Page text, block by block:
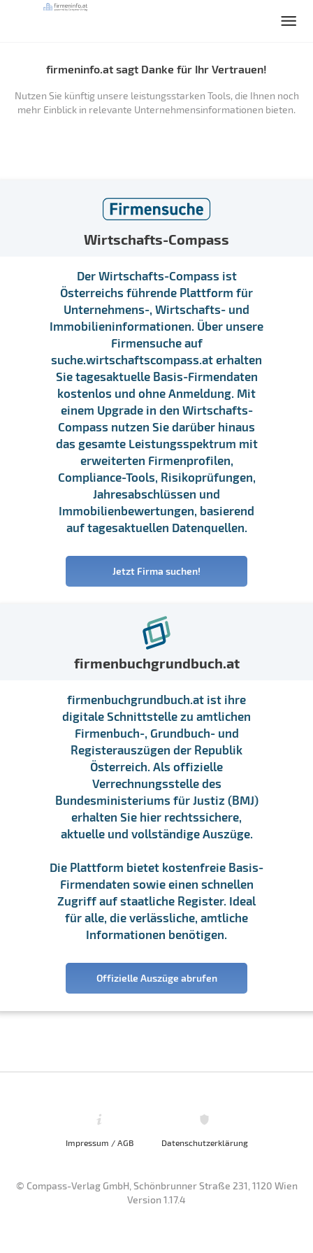
firmeninfo.at sagt Danke für Ihr Vertrauen!
Nutzen Sie künftig unsere leistungsstarken Tools, die Ihnen noch
mehr Einblick in relevante Unternehmensinformationen bieten.
Wirtschafts-Compass
Der Wirtschafts-Compass ist
Österreichs führende Plattform für
Unternehmens-, Wirtschafts- und
Immobilieninformationen. Über unsere
Firmensuche auf
suche.wirtschaftscompass.at erhalten
Sie tagesaktuelle Basis-Firmendaten
kostenlos und ohne Anmeldung. Mit
einem Upgrade in den Wirtschafts-
Compass nutzen Sie darüber hinaus
das gesamte Leistungsspektrum mit
erweiterten Firmenprofilen,
Compliance-Tools, Risikoprüfungen,
Jahresabschlüssen und
Immobilienbewertungen, basierend
auf tagesaktuellen Datenquellen.
Jetzt Firma suchen!
firmenbuchgrundbuch.at
firmenbuchgrundbuch.at ist ihre
digitale Schnittstelle zu amtlichen
Firmenbuch-, Grundbuch- und
Registerauszügen der Republik
Österreich. Als offizielle
Verrechnungsstelle des
Bundesministeriums für Justiz (BMJ)
erhalten Sie hier rechtssichere,
aktuelle und vollständige Auszüge.
Die Plattform bietet kostenfreie Basis-
Firmendaten sowie einen schnellen
Zugriff auf staatliche Register. Ideal
für alle, die verlässliche, amtliche
Informationen benötigen.
Offizielle Auszüge abrufen
Impressum / AGB Datenschutzerklärung
© Compass-Verlag GmbH, Schönbrunner Straße 231, 1120 Wien
Version 1.17.4